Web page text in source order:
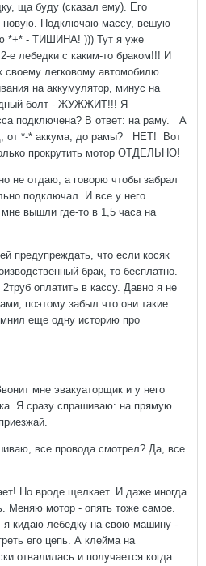
ща буду (сказал ему). Его
новую. Подключаю массу, вешую
*+* - ТИШИНА! ))) Тут я уже
е лебедки с каким-то браком!!! И
легковому автомобилю.
на аккумулятор, минус на
болт - ЖУЖЖИТ!!! Я
подключена? В ответ: на раму. А
от *-* аккума, до рамы? НЕТ! Вот
прокрутить мотор ОТДЕЛЬНО!
не отдаю, а говорю чтобы забрал
подключал. И все у него
вышли где-то в 1,5 часа на
предупреждать, что если косяк
брак, то бесплатно.
оплатить в кассу. Давно я не
поэтому забыл что они такие
еще одну историю про
мне эвакуаторщик и у него
Я сразу спрашиваю: на прямую
все провода смотрел? Да, все
Но вроде щелкает. И даже иногда
Меняю мотор - опять тоже самое.
я кидаю лебедку на свою машину -
его цепь. А клейма на
отвалилась и получается когда